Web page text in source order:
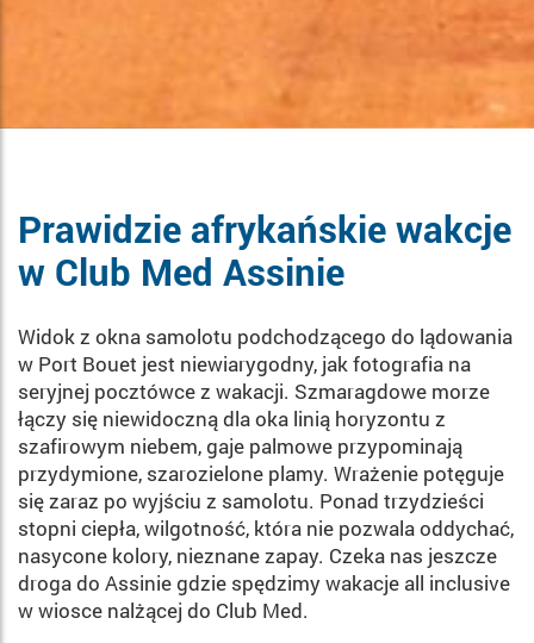
Prawidzie afrykańskie wakcje
w Club Med Assinie
Widok z okna samolotu podchodzącego do lą­dowania
w Port Bouet jest niewiarygodny, jak fotografia na
seryjnej pocztówce z wakacji. Szmarag­dowe morze
łączy się niewi­doczną dla oka linią horyzontu z
szafirowym niebem, gaje pal­mowe przypominają
przydy­mione, szarozielone plamy. Wra­żenie potęguje
się zaraz po wyjściu z samolotu. Ponad trzy­dzieści
stopni ciepła, wilgotność, która nie pozwala oddychać,
nasycone kolory, nieznane zapa­y. Czeka nas jeszcze
droga do Assinie gdzie spędzimy wakacje all inclusive
w wiosce nal­żącej do Club Med.